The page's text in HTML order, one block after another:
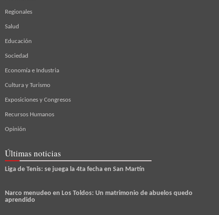
Regionales
Salud
Educación
Sociedad
Economía e Industria
Cultura y Turismo
Exposiciones y Congresos
Recursos Humanos
Opinión
Últimas noticias
Liga de Tenis: se juega la 4ta fecha en San Martín
Narco menudeo en Los Toldos: Un matrimonio de abuelos quedo
aprendido